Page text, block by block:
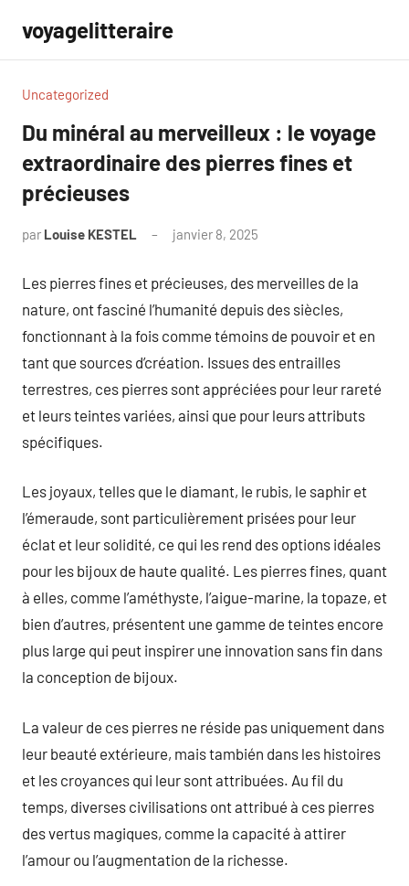
contenu
voyagelitteraire
Uncategorized
Du minéral au merveilleux : le voyage
extraordinaire des pierres fines et
précieuses
par Louise KESTEL janvier 8, 2025
Les pierres fines et précieuses, des merveilles de la
nature, ont fasciné l’humanité depuis des siècles,
fonctionnant à la fois comme témoins de pouvoir et en
tant que sources d’création. Issues des entrailles
terrestres, ces pierres sont appréciées pour leur rareté
et leurs teintes variées, ainsi que pour leurs attributs
spécifiques.
Les joyaux, telles que le diamant, le rubis, le saphir et
l’émeraude, sont particulièrement prisées pour leur
éclat et leur solidité, ce qui les rend des options idéales
pour les bijoux de haute qualité. Les pierres fines, quant
à elles, comme l’améthyste, l’aigue-marine, la topaze, et
bien d’autres, présentent une gamme de teintes encore
plus large qui peut inspirer une innovation sans fin dans
la conception de bijoux.
La valeur de ces pierres ne réside pas uniquement dans
leur beauté extérieure, mais también dans les histoires
et les croyances qui leur sont attribuées. Au fil du
temps, diverses civilisations ont attribué à ces pierres
des vertus magiques, comme la capacité à attirer
l’amour ou l’augmentation de la richesse.